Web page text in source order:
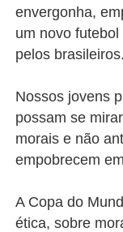
envergonha,
um novo
pelos brasileiros.
Nossos jovens
possam se
morais e não
empobrecem
A Copa do
ética, sobre